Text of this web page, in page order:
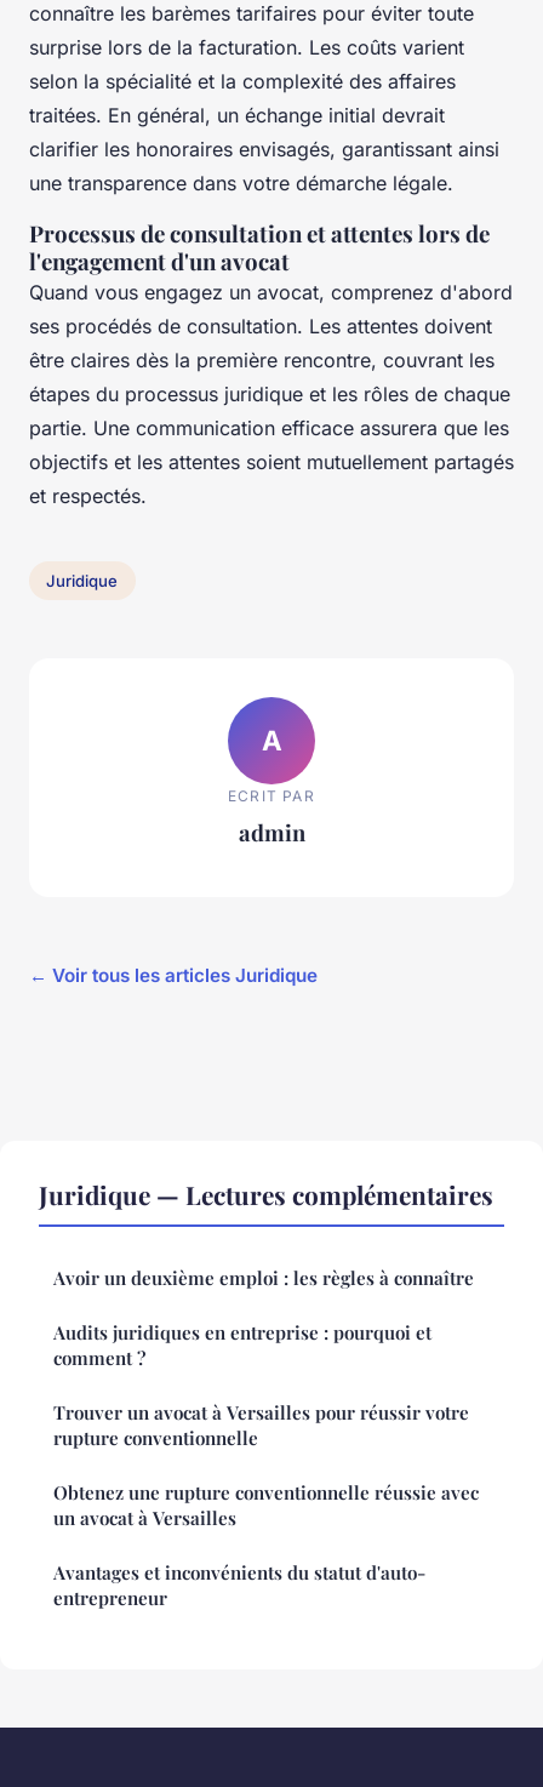
connaître les barèmes tarifaires pour éviter toute
surprise lors de la facturation. Les coûts varient
selon la spécialité et la complexité des affaires
traitées. En général, un échange initial devrait
clarifier les honoraires envisagés, garantissant ainsi
une transparence dans votre démarche légale.
Processus de consultation et attentes lors de
l'engagement d'un avocat
Quand vous engagez un avocat, comprenez d'abord
ses procédés de consultation. Les attentes doivent
être claires dès la première rencontre, couvrant les
étapes du processus juridique et les rôles de chaque
partie. Une communication efficace assurera que les
objectifs et les attentes soient mutuellement partagés
et respectés.
Juridique
A
ECRIT PAR
admin
← Voir tous les articles Juridique
Juridique — Lectures complémentaires
Avoir un deuxième emploi : les règles à connaître
Audits juridiques en entreprise : pourquoi et
comment ?
Trouver un avocat à Versailles pour réussir votre
rupture conventionnelle
Obtenez une rupture conventionnelle réussie avec
un avocat à Versailles
Avantages et inconvénients du statut d'auto-
entrepreneur